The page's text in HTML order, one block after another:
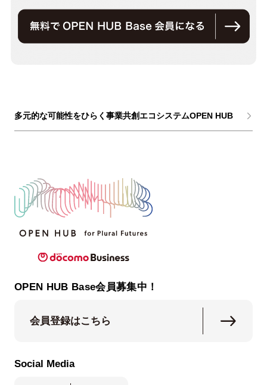
多元的な可能性をひらく事業共創エコシステムOPEN HUB
OPEN HUB Base会員募集中！
会員登録はこちら
Social Media